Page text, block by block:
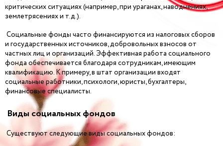
критических ситуациях (например, при ураганах, наводнениях,
землетрясениях и т.д.).
Социальные фонды часто финансируются из налоговых сборов
и государственных источников, добровольных взносов от
частных лиц и организаций. Эффективная работа социального
фонда обеспечивается благодаря сотрудникам, имеющим
квалификацию. К примеру, в штат организации входят
социальные работники, психологи, юристы, бухгалтеры,
финансовые специалисты.
Виды социальных фондов
Существуют следующие виды социальных фондов: